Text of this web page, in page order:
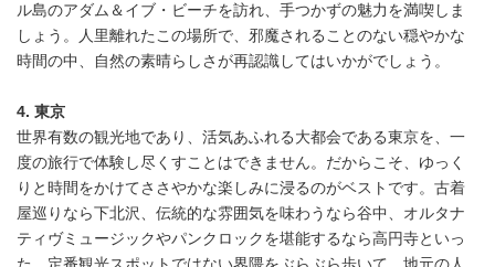
ル島のアダム＆イブ・ビーチを訪れ、手つかずの魅力を満喫しま
しょう。人里離れたこの場所で、邪魔されることのない穏やかな
時間の中、自然の素晴らしさが再認識してはいかがでしょう。
4. 東京
世界有数の観光地であり、活気あふれる大都会である東京を、一
度の旅行で体験し尽くすことはできません。だからこそ、ゆっく
りと時間をかけてささやかな楽しみに浸るのがベストです。古着
屋巡りなら下北沢、伝統的な雰囲気を味わうなら谷中、オルタナ
ティヴミュージックやパンクロックを堪能するなら高円寺といっ